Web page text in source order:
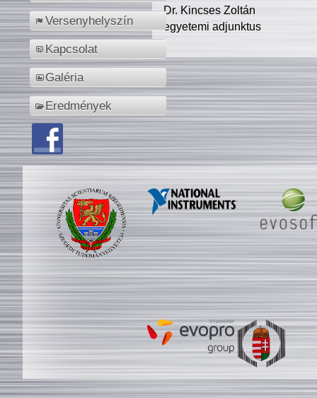
Versenyhelyszín
Kapcsolat
Galéria
Eredmények
Dr. Kincses Zoltán
egyetemi adjunktus